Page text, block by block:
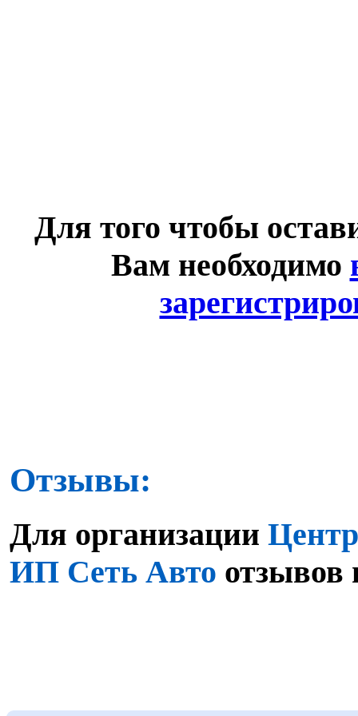
Для того чтобы
Вам необходимо
Отзывы:
Для организации
ИП Сеть Авто отзывов